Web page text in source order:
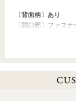
〔背面柄〕あり
〔開口部〕ファスナ
「Aの生き物なぁに
がアルファベット